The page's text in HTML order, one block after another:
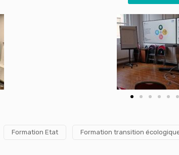
Formation Etat Formation transition